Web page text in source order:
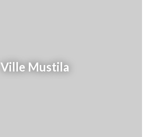
Ville Mustila